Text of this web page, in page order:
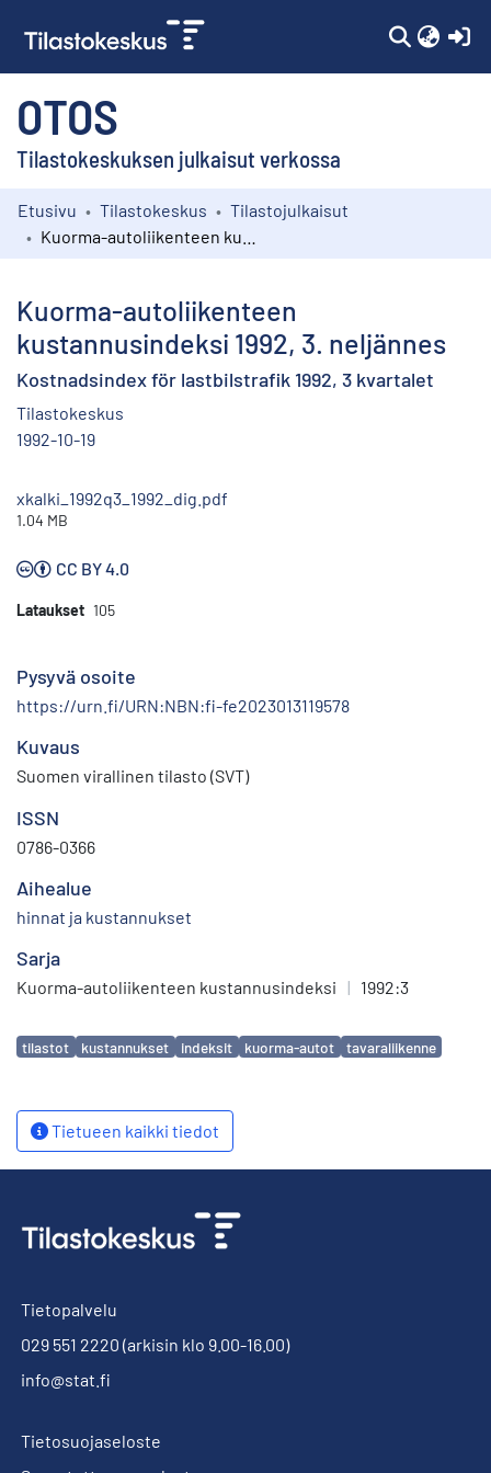
OTOS
Tilastokeskuksen julkaisut verkossa
Kokoelmat
Etusivu Tilastokeskus
Tilastojulkaisut
Kuorma-autoliikenteen
kustannusindeksi 1992, 3. neljännes
Kostnadsindex för lastbilstrafik 1992, 3 kvartalet
Tilastokeskus
1992-10-19
xkalki_1992q3_1992_dig.pdf
1.04 MB
CC BY 4.0
Lataukset 105
Pysyvä osoite
https://urn.fi/URN:NBN:fi-fe2023013119578
Kuvaus
Suomen virallinen tilasto (SVT)
ISSN
0786-0366
Aihealue
hinnat ja kustannukset
Sarja
Kuorma-autoliikenteen kustannusindeksi | 1992:3
Avainsanat
tilastot kustannukset indeksit kuorma-autot tavaraliikenne
Tietueen kaikki tiedot
Tietopalvelu
029 551 2220 (arkisin klo 9.00-16.00)
info@stat.fi
Tietosuojaseloste